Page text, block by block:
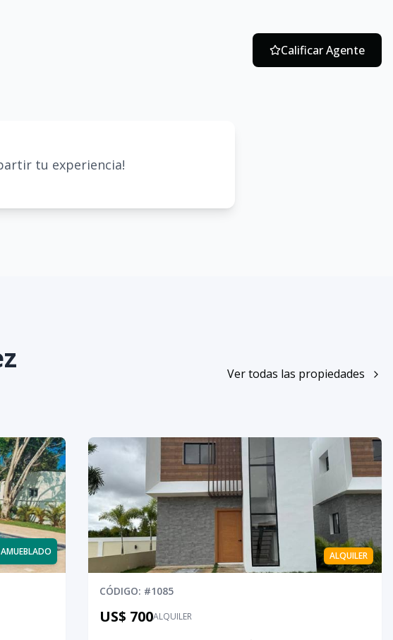
Calificar Agente
tu experiencia!
Ver todas las propiedades
AMUEBLADO ALQUILER
CÓDIGO: #1085
ALQUILER
US$ 700